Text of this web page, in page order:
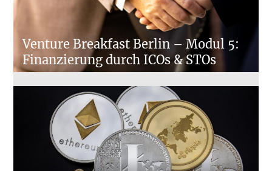
Venture Breakfast Berlin – Modul 5:
Finanzierung durch ICOs & STOs